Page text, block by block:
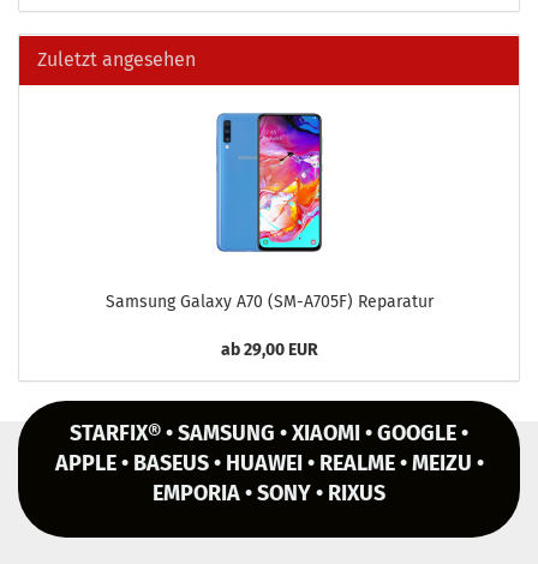
Zuletzt angesehen
Sam­sung Ga­la­xy A70 (SM-​A705F) Re­pa­ra­tur
ab 29,00 EUR
STARFIX® • SAMSUNG • XIAOMI • GOOGLE •
APPLE • BASEUS • HUAWEI • REALME • MEIZU •
EMPORIA • SONY • RIXUS